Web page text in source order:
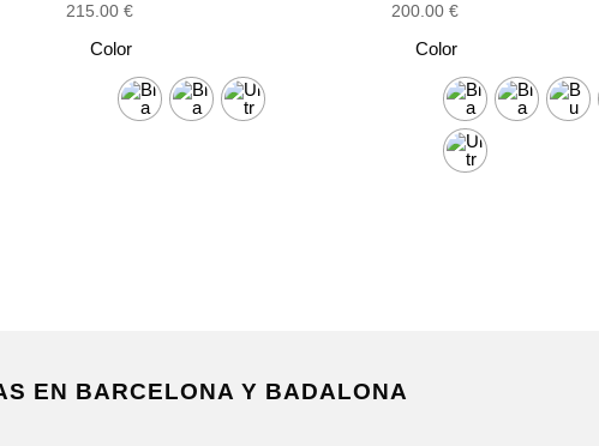
215.00 €
Color
200.00€
Color
EN BARCELONA Y BADALONA